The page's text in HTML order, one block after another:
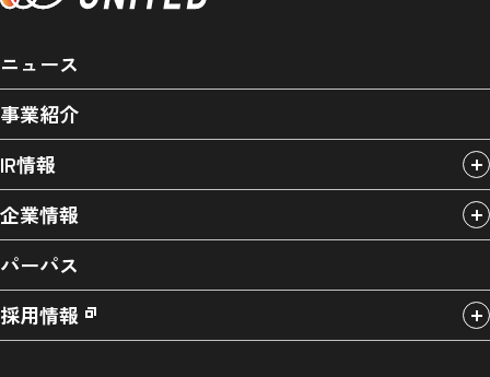
ニュース
事業紹介
IR情報
企業情報
パーパス
採用情報